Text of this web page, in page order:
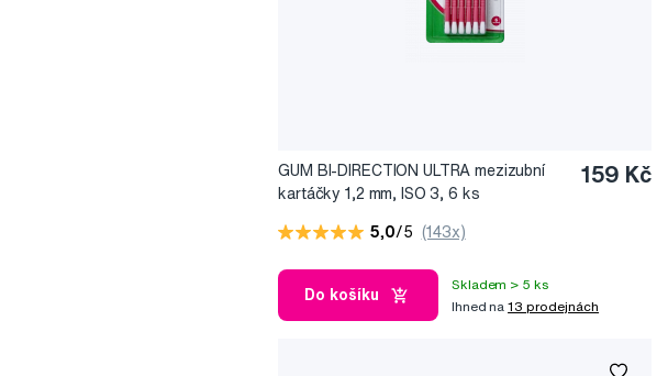
GUM BI-DIRECTION ULTRA mezizubní
kartáčky 1,2 mm, ISO 3, 6 ks
159 Kč
5,0/5 (143x)
Do košíku
Skladem > 5 ks
Ihned na13 prodejnách